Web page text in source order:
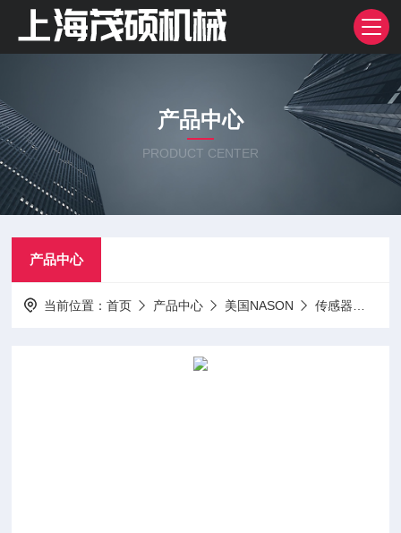
产品中心
PRODUCT CENTER
产品中心
当前位置：首页 产品中心 美国NASON 传感器